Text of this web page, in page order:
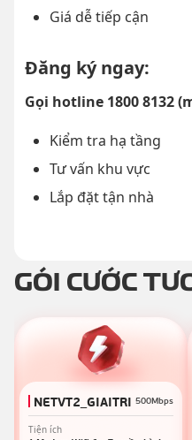
Giá dễ tiếp cận
Đăng ký ngay:
Gọi hotline 1800 8132
Kiểm tra hạ tầng
Tư vấn khu vực
Lắp đặt tận nhà
GÓI CƯỚC
NETVT2_GIAITRI 500Mbps
Tiện ích